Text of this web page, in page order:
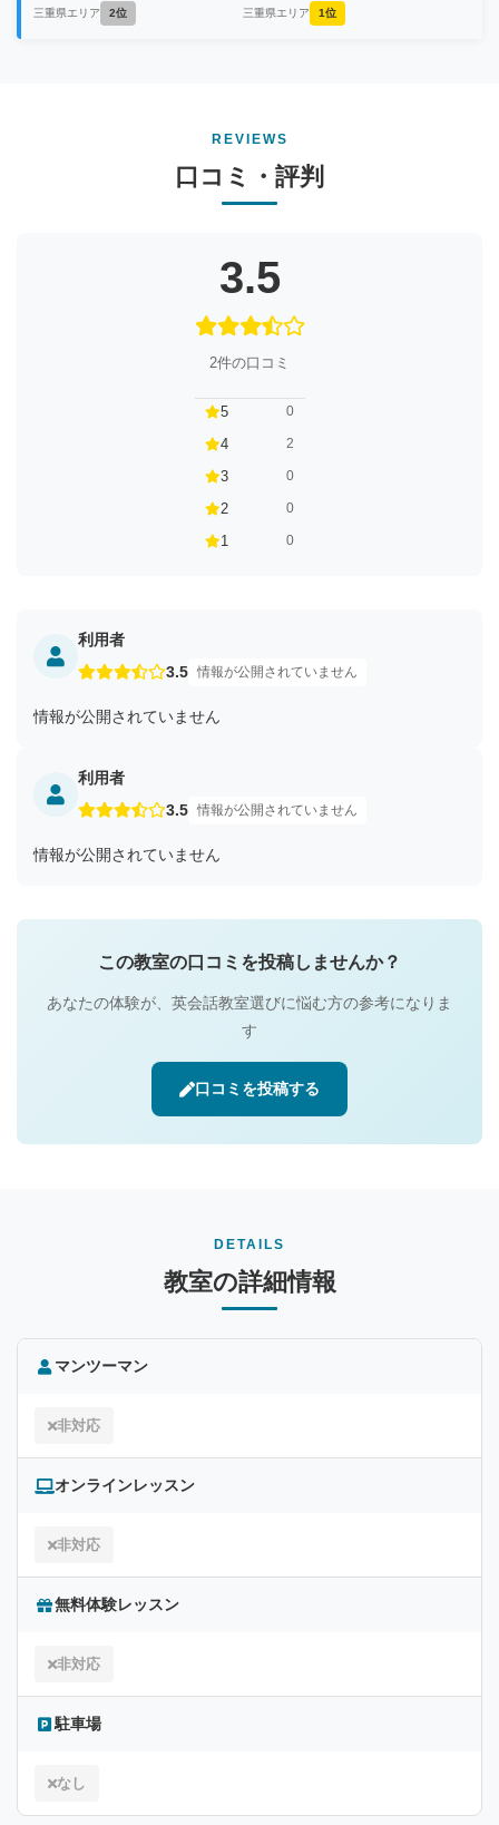
三重県エリア 2位 三重県エリア 1位
REVIEWS
口コミ・評判
3.5
2件の口コミ
5 0
4 2
3 0
2 0
1 0
利用者
3.5 情報が公開されていません
情報が公開されていません
利用者
3.5 情報が公開されていません
情報が公開されていません
この教室の口コミを投稿しませんか？
あなたの体験が、英会話教室選びに悩む方の参考になりま
す
口コミを投稿する
DETAILS
教室の詳細情報
マンツーマン
非対応
オンラインレッスン
非対応
無料体験レッスン
非対応
駐車場
なし